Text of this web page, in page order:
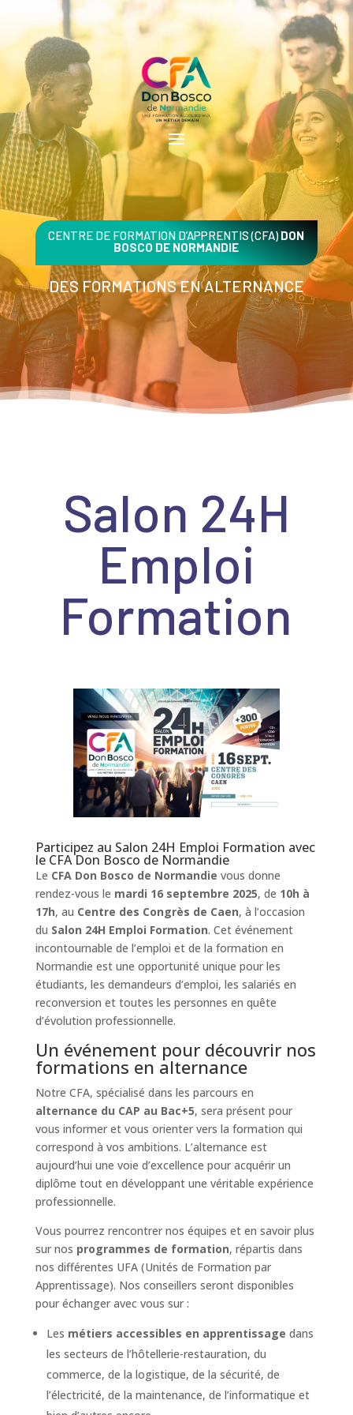
CENTRE DE FORMATION D’APPRENTIS (CFA)DON
BOSCO DE NORMANDIE
DES FORMATIONS EN ALTERNANCE
Salon 24H
Emploi
Formation
Participez au Salon 24H Emploi Formation avec
le CFA Don Bosco de Normandie
Le CFA Don Bosco de Normandie vous donne
rendez-vous le mardi 16 septembre 2025, de 10h à
17h, au Centre des Congrès de Caen, à l’occasion
du Salon 24H Emploi Formation. Cet événement
incontournable de l’emploi et de la formation en
Normandie est une opportunité unique pour les
étudiants, les demandeurs d’emploi, les salariés en
reconversion et toutes les personnes en quête
d’évolution professionnelle.
Un événement pour découvrir nos
formations en alternance
Notre CFA, spécialisé dans les parcours en
alternance du CAP au Bac+5, sera présent pour
vous informer et vous orienter vers la formation qui
correspond à vos ambitions. L’alternance est
aujourd’hui une voie d’excellence pour acquérir un
diplôme tout en développant une véritable expérience
professionnelle.
Vous pourrez rencontrer nos équipes et en savoir plus
sur nos programmes de formation, répartis dans
nos différentes UFA (Unités de Formation par
Apprentissage). Nos conseillers seront disponibles
pour échanger avec vous sur :
Les métiers accessibles en apprentissage dans
les secteurs de l’hôtellerie-restauration, du
commerce, de la logistique, de la sécurité, de
l’électricité, de la maintenance, de l’informatique et